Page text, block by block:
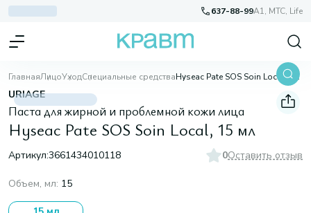
637-88-99A1, МТС, Life
ГлавнаяЛицоУходСпециальные средства Hyseac Pate SOS Soin Local, 15 мл
URIAGE
Паста для жирной и проблемной кожи лица
Hyseac Pate SOS Soin Local, 15 мл
Артикул:3661434010118 0Оставить отзыв
Объем, мл: 15